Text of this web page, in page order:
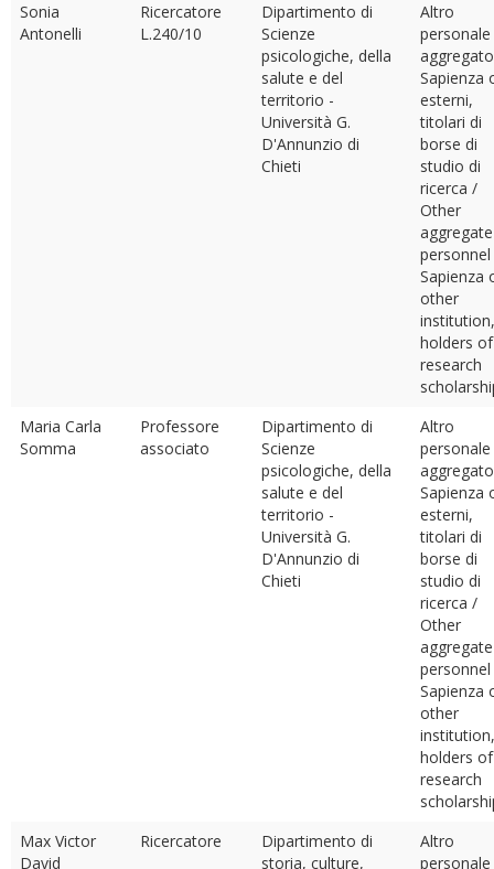
Sonia
Antonelli
Ricercatore
L.240/10
Dipartimento di
Scienze
psicologiche, della
salute e del
territorio -
Università G.
D'Annunzio di
Chieti
Altro
personale
aggregato
Sapienza
esterni,
titolari di
borse di
studio di
ricerca /
Other
aggregate
personnel
Sapienza
other
institution,
holders of
research
Maria Carla
Somma
Professore
associato
Dipartimento di
Scienze
psicologiche, della
salute e del
territorio -
Università G.
D'Annunzio di
Chieti
Altro
personale
aggregato
Sapienza
esterni,
titolari di
borse di
studio di
ricerca /
Other
aggregate
personnel
Sapienza
other
institution,
holders of
research
Max Victor
David
Ricercatore
Dipartimento di
storia, culture,
Altro
personale